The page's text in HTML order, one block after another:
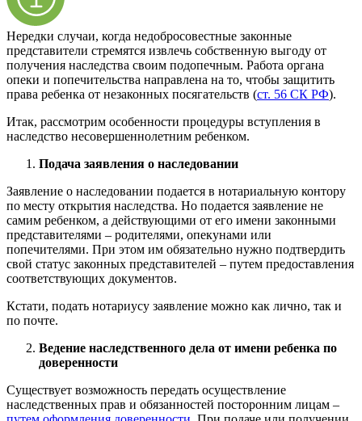
Нередки случаи, когда недобросовестные законные
представители стремятся извлечь собственную выгоду от
получения наследства своим подопечным. Работа органа
опеки и попечительства направлена на то, чтобы защитить
права ребенка от незаконных посягательств (ст. 56 СК РФ).
Итак, рассмотрим особенности процедуры вступления в
наследство несовершеннолетним ребенком.
Подача заявления о наследовании
Заявление о наследовании подается в нотариальную контору
по месту открытия наследства. Но подается заявление не
самим ребенком, а действующими от его имени законными
представителями – родителями, опекунами или
попечителями. При этом им обязательно нужно подтвердить
свой статус законных представителей – путем предоставления
соответствующих документов.
Кстати, подать нотариусу заявление можно как лично, так и
по почте.
Ведение наследственного дела от имени ребенка по
доверенности
Существует возможность передать осуществление
наследственных прав и обязанностей посторонним лицам –